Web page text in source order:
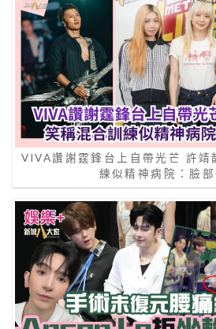
VIVA讚謝霆鋒台上自帶光芒 許靖
練似精神病院：臉